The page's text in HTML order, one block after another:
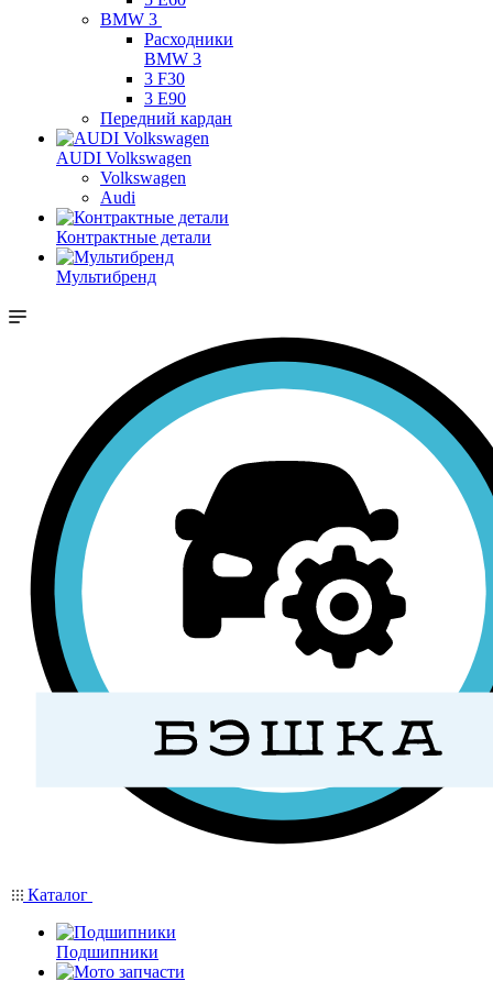
BMW 3
Расходники
BMW 3
3 F30
3 E90
Передний кардан
AUDI Volkswagen
Volkswagen
Audi
Контрактные детали
Мультибренд
Каталог
Подшипники